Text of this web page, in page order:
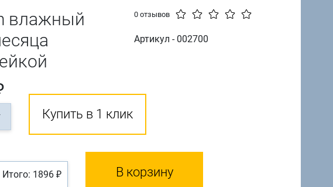
влажный
0 отзывов
Артикул - 002700
Купить в 1 клик
Итого: 1896 ₽ В корзину